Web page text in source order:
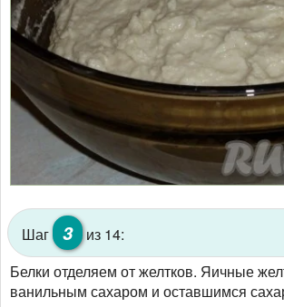
Шаг 3
из 14:
Белки отделяем от желтков. Яичные
ванильным сахаром и оставшимся